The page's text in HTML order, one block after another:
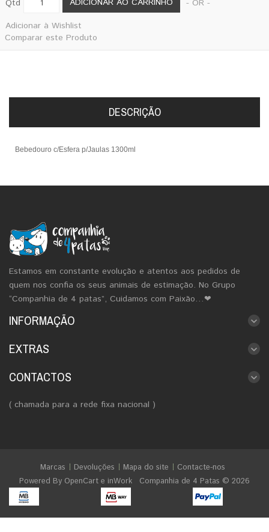
Qtd ADICIONAR AO CARRINHO
- OR -
Adicionar à Wishlist
Comparar este Produto
DESCRIÇÃO
Bebedouro c/Esfera p/Jaulas 1300ml
Estamos em constante evolução e atentos aos pedidos de
quem nos confia os seus animais de estimação. No Grupo
“Companhia de 4 patas”, Cuidamos com Paixão…❤
INFORMAÇÃO
EXTRAS
CONTACTOS
( chamada para a rede fixa nacional )
Marcas Devoluções Mapa do site
Contacte-nos
Powered By OpenCart e inWork Companhia de 4 Patas © 2026